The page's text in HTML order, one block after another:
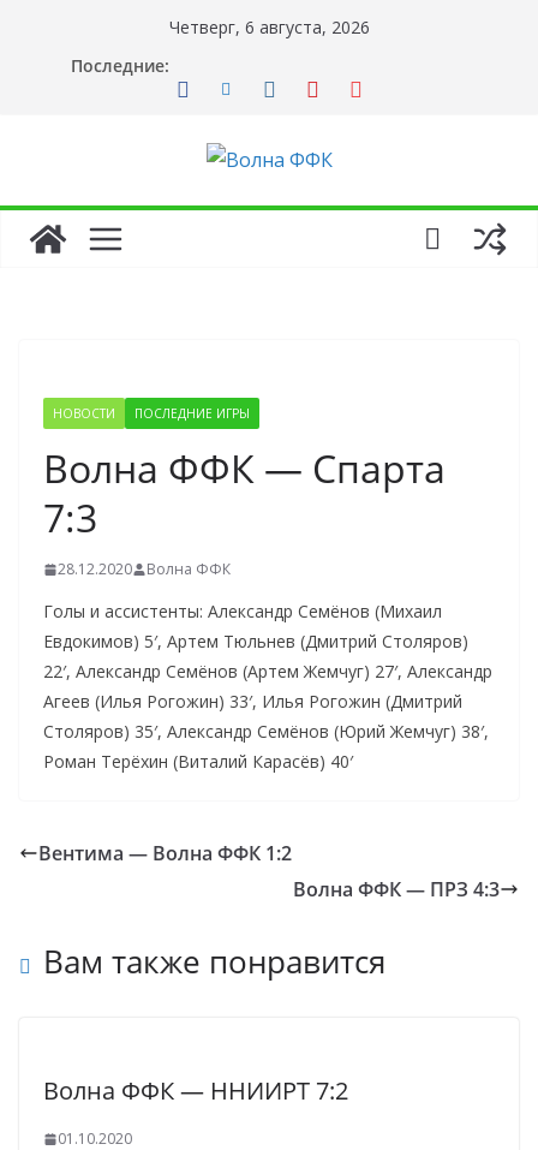
содержимому
Четверг, 6 августа, 2026
Последние:
НОВОСТИ ПОСЛЕДНИЕ ИГРЫ
Волна ФФК — Спарта
7:3
28.12.2020 Волна ФФК
Голы и ассистенты: Александр Семёнов (Михаил
Евдокимов) 5′, Артем Тюльнев (Дмитрий Столяров)
22′, Александр Семёнов (Артем Жемчуг) 27′, Александр
Агеев (Илья Рогожин) 33′, Илья Рогожин (Дмитрий
Столяров) 35′, Александр Семёнов (Юрий Жемчуг) 38′,
Роман Терёхин (Виталий Карасёв) 40′
Вентима — Волна ФФК 1:2
Волна ФФК — ПРЗ 4:3
Вам также понравится
Волна ФФК — ННИИРТ 7:2
01.10.2020